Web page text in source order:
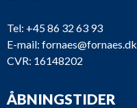
Tel: +45 86 32 63 93
E-mail: fornaes@fornaes.dk
CVR: 16148202
ÅBNINGSTIDER